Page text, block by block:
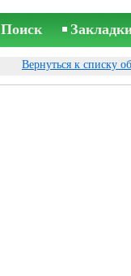
Поиск
Вернуться к списку